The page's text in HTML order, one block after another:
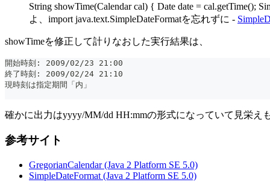
String showTime(Calendar cal) { Date date = cal.getTime();
よ、import java.text.SimpleDateFormatを忘れずに -
showTimeを修正して計りなおした実行結果は、
開始時刻: 2009/02/23 21:00
終了時刻: 2009/02/24 21:10
現時刻は指定期間「内」
確かに出力はyyyy/MM/dd HH:mmの形式になっていて見栄え
参考サイト
GregorianCalendar (Java 2 Platform SE 5.0)
SimpleDateFormat (Java 2 Platform SE 5.0)